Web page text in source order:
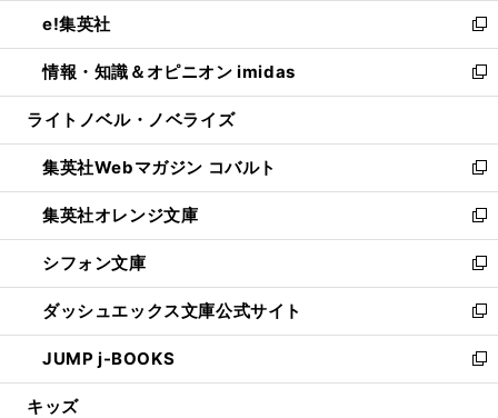
く
で
開
く
ド
ウ
で
開
ィ
ン
ド
ウ
開
く
し
い
ウ
ィ
ン
ウ
で
開
く
e!集英社
新
し
い
ウ
ン
ド
ウ
で
開
く
情報・知識＆オピニオン imidas
新
し
ウ
ィ
ン
ド
ウ
で
開
く
ライトノベル・ノベライズ
集英社Webマガジン コバルト
新
し
い
ウ
ィ
ン
ド
ウ
で
開
集英社オレンジ文庫
新
し
い
ウ
ィ
ン
ド
ウ
シフォン文庫
新
し
い
ウ
ィ
ン
ダッシュエックス文庫公式サイト
新
し
い
ウ
JUMP j-BOOKS
新
し
キッズ